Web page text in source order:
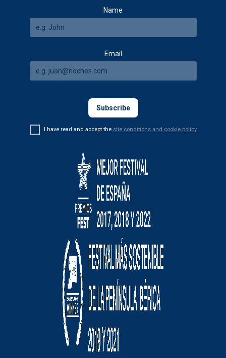
Name
Email
I have read and accept the site conditions and cookie policy